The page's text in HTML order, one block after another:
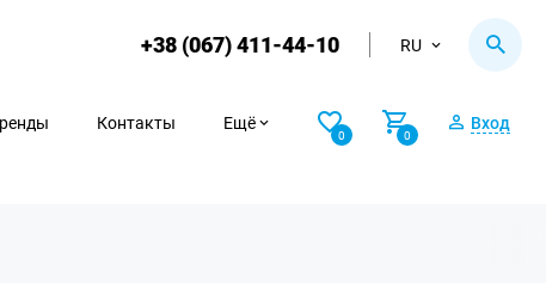
+38 (067) 411-44-10 RU
Контакты Ещё
0 0
Вход